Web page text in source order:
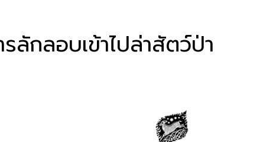
ลักลอบเข้าไปล่าสัตว์ป่า